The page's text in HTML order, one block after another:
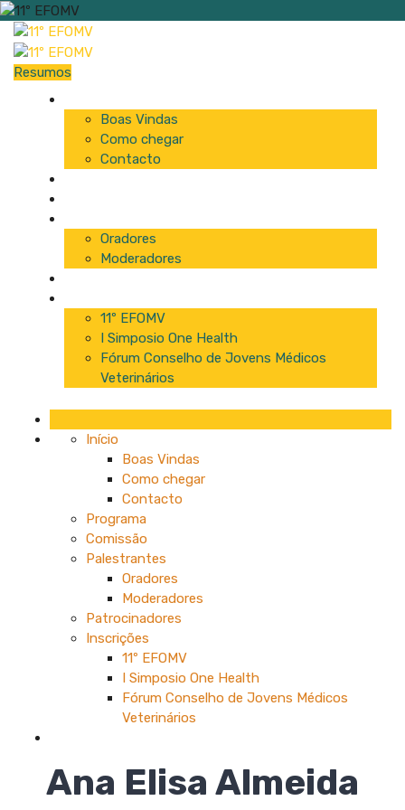
Resumos
Boas Vindas
Como chegar
Contacto
Oradores
Moderadores
11º EFOMV
I Simposio One Health
Fórum Conselho de Jovens Médicos
Veterinários
Início
Boas Vindas
Como chegar
Contacto
Programa
Comissão
Palestrantes
Oradores
Moderadores
Patrocinadores
Inscrições
11º EFOMV
I Simposio One Health
Fórum Conselho de Jovens Médicos
Veterinários
Ana Elisa Almeida